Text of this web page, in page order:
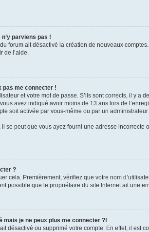
parviens pas !
du forum ait désactivé la création de nouveaux
de l’aide.
pas me connecter !
et votre mot de passe. S’ils sont corrects, il y a
avez indiqué avoir moins de 13 ans lors de
soit activée par vous-même ou par un
se peut que vous ayez fourni une adresse
?
cela. Premièrement, vérifiez que votre nom
possible que le propriétaire du site Internet ait une
je ne peux plus me connecter ?!
ait désactivé ou supprimé votre compte. En effet, il